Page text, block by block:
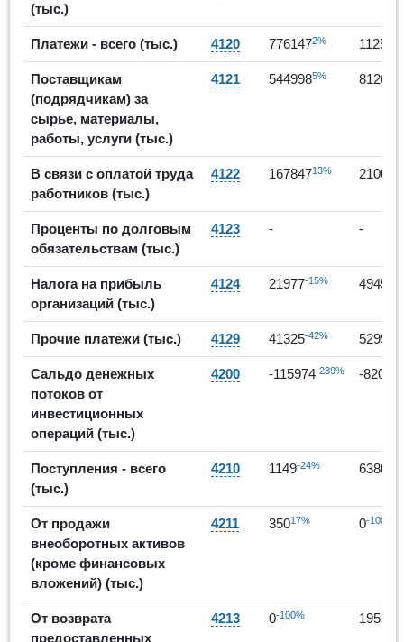
(тыс.)
Платежи - всего (тыс.) 4120 7761472%
Поставщикам
(подрядчикам) за
сырье, материалы,
работы, услуги (тыс.)
4121 5449985% 812644
В связи с оплатой труда
работников (тыс.)
4122 16784713% 210061
Проценты по долговым
обязательствам (тыс.)
4123 - -
Налога на прибыль
организаций (тыс.)
4124 21977-15% 49456
Прочие платежи (тыс.) 4129 41325-42% 52991
Сальдо денежных
потоков от
инвестиционных
операций (тыс.)
4200 -115974-239% -82045
Поступления - всего
(тыс.)
4210 1149-24% 6380
От продажи
внеоборотных активов
(кроме финансовых
вложений) (тыс.)
4211 35017% 0-100%
От возврата
предоставленных
4213 0-100% 195